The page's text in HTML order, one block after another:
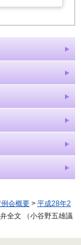
例会概要 > 平成28年2
全文 （小谷野五雄議